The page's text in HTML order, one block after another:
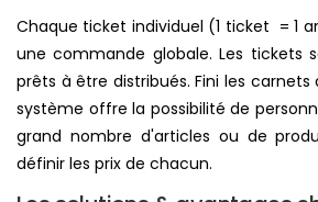
Chaque ticket individuel (1 ticket = 1
une commande globale. Les tickets
prêts à être distribués. Fini les
système offre la possibilité de
grand nombre d'articles ou de
définir les prix de chacun.